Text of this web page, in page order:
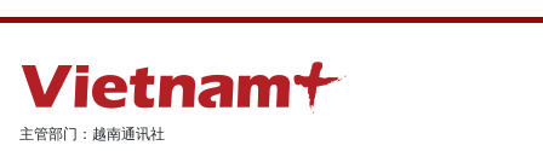
主管部门：越南通讯社